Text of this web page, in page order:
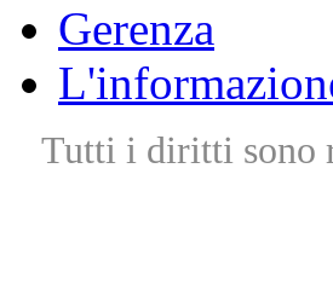
Gerenza
Tutti i diritti sono